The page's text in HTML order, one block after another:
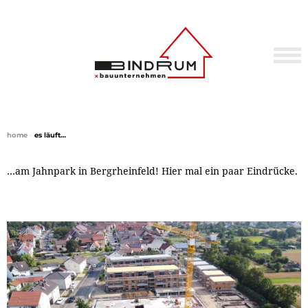
home es läuft…
…am Jahnpark in Bergrheinfeld! Hier mal ein paar Eindrücke.